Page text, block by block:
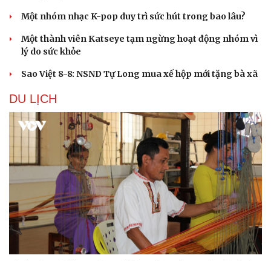
Một nhóm nhạc K-pop duy trì sức hút trong bao lâu?
Một thành viên Katseye tạm ngừng hoạt động nhóm vì
lý do sức khỏe
Sao Việt 8-8: NSND Tự Long mua xế hộp mới tặng bà xã
DU LỊCH